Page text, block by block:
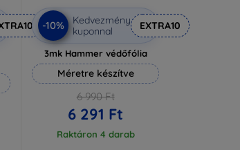
-10%
Kedvezmény
kuponnal
EXTRA10
3mk Hammer védőfólia
Méretre készítve
6 990 Ft
6 291 Ft
Raktáron 4 darab